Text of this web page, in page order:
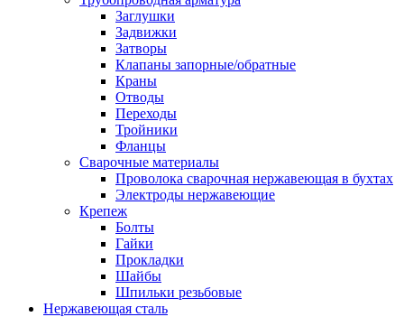
Заглушки
Задвижки
Затворы
Клапаны запорные/обратные
Краны
Отводы
Переходы
Тройники
Фланцы
Сварочные материалы
Проволока сварочная нержавеющая в бухтах
Электроды нержавеющие
Крепеж
Болты
Гайки
Прокладки
Шайбы
Шпильки резьбовые
Нержавеющая сталь